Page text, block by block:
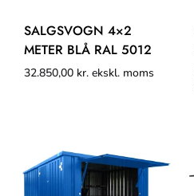
SALGSVOGN 4×2
METER BLÅ RAL 5012
32.850,00 kr. ekskl. moms